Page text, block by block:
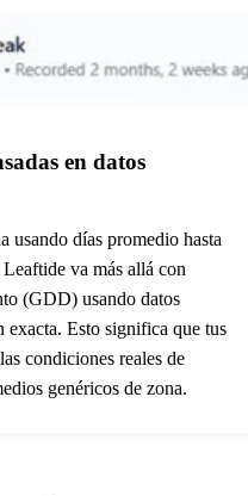
en datos
usando días promedio hasta
va más allá con
(GDD) usando datos
Esto significa que tus
condiciones reales de
genéricos de zona.